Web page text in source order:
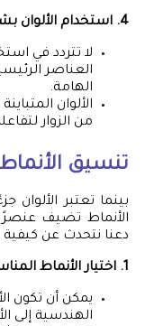
4. استخدام الألوان بشكل استراتيجي في التصميم:
لا تتردد في
العناصر
الهامة.
الألوان
من الزوار
تنسيق
بينما تعتبر
الأنماط تضيف
دعنا نتحدث عن
1. اختيار الأنماط المناسبة:
يمكن أن تكون
الهندسية إلى